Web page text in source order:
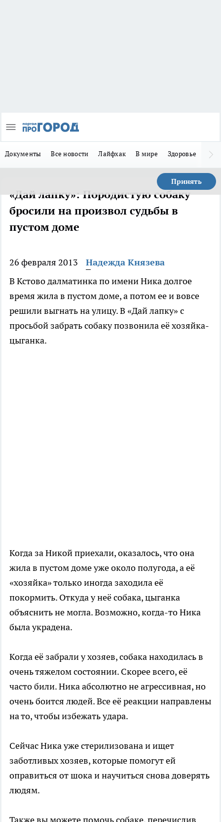
Документы Все новости Лайфхак В мире Здоровье
Принять
«Дай лапку»: Породистую собаку
бросили на произвол судьбы в
пустом доме
26 февраля 2013
Надежда Князева
В Кстово далматинка по имени Ника долгое
время жила в пустом доме, а потом ее и вовсе
решили выгнать на улицу. В «Дай лапку» с
просьбой забрать собаку позвонила её хозяйка-
цыганка.
Когда за Никой приехали, оказалось, что она
жила в пустом доме уже около полугода, а её
«хозяйка» только иногда заходила её
покормить. Откуда у неё собака, цыганка
объяснить не могла. Возможно, когда-то Ника
была украдена.
Когда её забрали у хозяев, собака находилась в
очень тяжелом состоянии. Скорее всего, её
часто били. Ника абсолютно не агрессивная, но
очень боится людей. Все её реакции направлены
на то, чтобы избежать удара.
Сейчас Ника уже стерилизована и ищет
заботливых хозяев, которые помогут ей
оправиться от шока и научиться снова доверять
людям.